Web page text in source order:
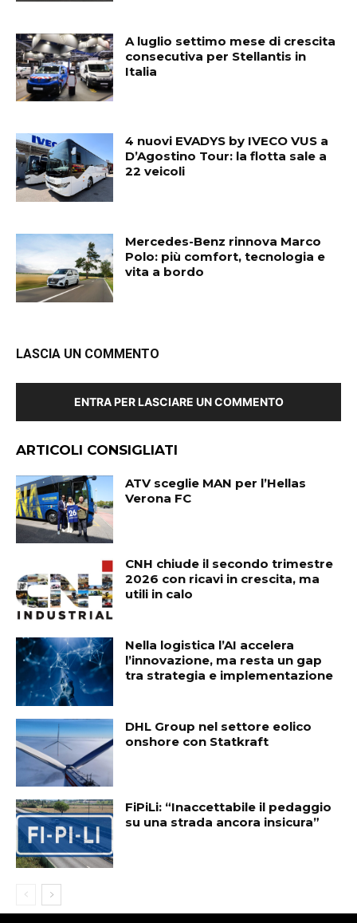
A luglio settimo mese di crescita
consecutiva per Stellantis in
Italia
4 nuovi EVADYS by IVECO VUS a
D’Agostino Tour: la flotta sale a
22 veicoli
Mercedes-Benz rinnova Marco
Polo: più comfort, tecnologia e
vita a bordo
LASCIA UN COMMENTO
ENTRA PER LASCIARE UN COMMENTO
ARTICOLI CONSIGLIATI
ATV sceglie MAN per l’Hellas
Verona FC
CNH chiude il secondo trimestre
2026 con ricavi in crescita, ma
utili in calo
Nella logistica l’AI accelera
l’innovazione, ma resta un gap
tra strategia e implementazione
DHL Group nel settore eolico
onshore con Statkraft
FiPiLi: “Inaccettabile il pedaggio
su una strada ancora insicura”